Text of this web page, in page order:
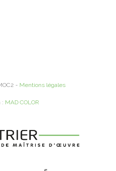
- Mentions légales
: MAD COLOR